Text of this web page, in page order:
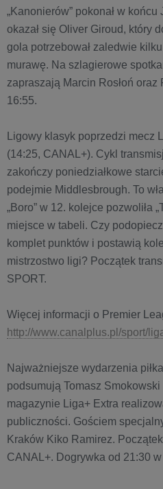
„Kanonierów” pokonał w
okazał się Oliver Giroud, który
gola potrzebował zaledwie
murawę. Na szlagierowe
zapraszają Marcin Rosłoń oraz
16:55.
Ligowy klasyk poprzedzi mecz
(14:25, CANAL+). Cykl
zakończy poniedziałkowe
podejmie Middlesbrough. To
„Boro” w 12. kolejce pozwoliła
miejsce w tabeli. Czy
komplet punktów i postawią
mistrzostwo ligi? Początek
SPORT.
Więcej informacji o Premier
http://www.canalplus.pl/sport/
Najważniejsze wydarzenia
podsumują Tomasz
magazynie Liga+ Extra
publiczności. Gościem
Kraków Kiko Ramirez.
CANAL+. Dogrywka od